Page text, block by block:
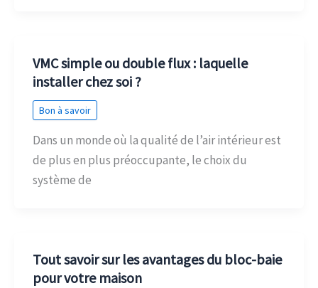
VMC simple ou double flux : laquelle
installer chez soi ?
Bon à savoir
Dans un monde où la qualité de l’air intérieur est
de plus en plus préoccupante, le choix du
système de
Tout savoir sur les avantages du bloc-baie
pour votre maison